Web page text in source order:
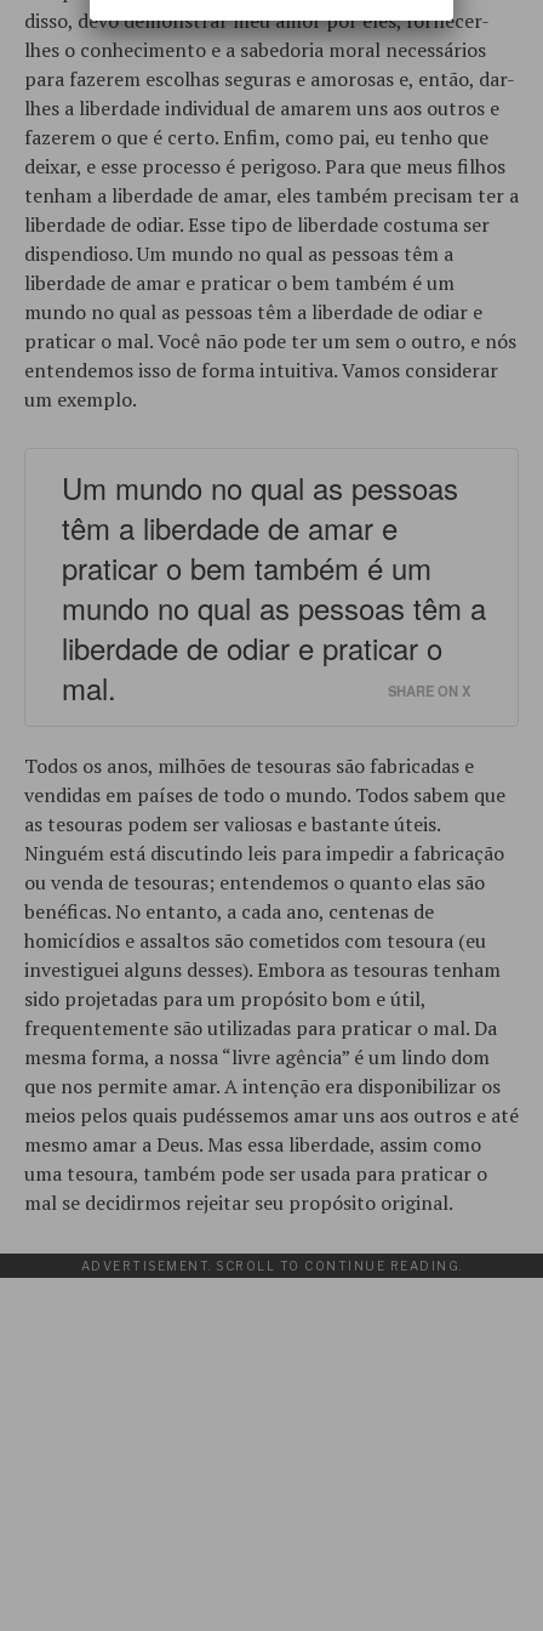
disso, devo demonstrar meu amor por eles, fornecer-
lhes o conhecimento e a sabedoria moral necessários
para fazerem escolhas seguras e amorosas e, então, dar-
lhes a liberdade individual de amarem uns aos outros e
fazerem o que é certo. Enfim, como pai, eu tenho que
deixar, e esse processo é perigoso. Para que meus filhos
tenham a liberdade de amar, eles também precisam ter a
liberdade de odiar. Esse tipo de liberdade costuma ser
dispendioso. Um mundo no qual as pessoas têm a
liberdade de amar e praticar o bem também é um
mundo no qual as pessoas têm a liberdade de odiar e
praticar o mal. Você não pode ter um sem o outro, e nós
entendemos isso de forma intuitiva. Vamos considerar
um exemplo.
Um mundo no qual as pessoas
têm a liberdade de amar e
praticar o bem também é um
mundo no qual as pessoas têm a
liberdade de odiar e praticar o
mal.
SHARE ON X
Todos os anos, milhões de tesouras são fabricadas e
vendidas em países de todo o mundo. Todos sabem que
as tesouras podem ser valiosas e bastante úteis.
Ninguém está discutindo leis para impedir a fabricação
ou venda de tesouras; entendemos o quanto elas são
benéficas. No entanto, a cada ano, centenas de
homicídios e assaltos são cometidos com tesoura (eu
investiguei alguns desses). Embora as tesouras tenham
sido projetadas para um propósito bom e útil,
frequentemente são utilizadas para praticar o mal. Da
mesma forma, a nossa “livre agência” é um lindo dom
que nos permite amar. A intenção era disponibilizar os
meios pelos quais pudéssemos amar uns aos outros e até
mesmo amar a Deus. Mas essa liberdade, assim como
uma tesoura, também pode ser usada para praticar o
mal se decidirmos rejeitar seu propósito original.
ADVERTISEMENT. SCROLL TO CONTINUE READING.